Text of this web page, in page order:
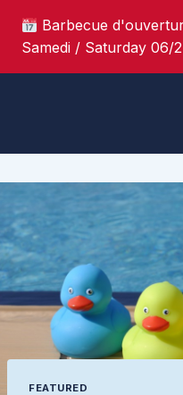
content
Barbecue
Samedi / Saturday 06/
FEATURED